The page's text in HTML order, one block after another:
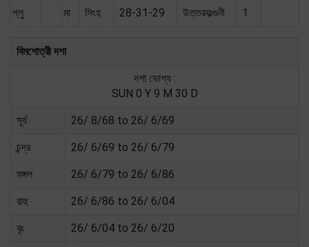
প্লু মা সিংহ 28-31-29 উত্তরফল্গুনী 1
বিমশোত্রী দশা
দশা ভোগ্য :
SUN 0 Y 9 M 30 D
সূর্য 26/ 8/68 to 26/ 6/69
চন্দ্র 26/ 6/69 to 26/ 6/79
মঙ্গল 26/ 6/79 to 26/ 6/86
রাহু 26/ 6/86 to 26/ 6/04
বৃঃ 26/ 6/04 to 26/ 6/20